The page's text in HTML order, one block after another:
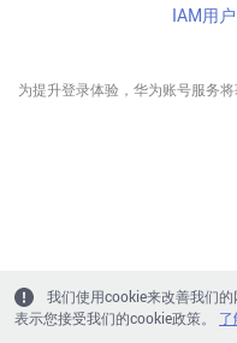
IAM用户
为提升登录体验，华为账号服务将
我们使用cookie来改善我们
表示您接受我们的cookie政策。
了